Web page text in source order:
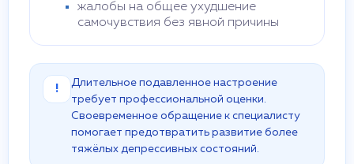
жалобы на общее ухудшение
самочувствия без явной причины
!
Длительное подавленное настроение
требует профессиональной оценки.
Своевременное обращение к специалисту
помогает предотвратить развитие более
тяжёлых депрессивных состояний.